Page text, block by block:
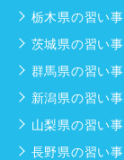
栃木県の習い事
茨城県の習い事
群馬県の習い事
新潟県の習い事
山梨県の習い事
長野県の習い事